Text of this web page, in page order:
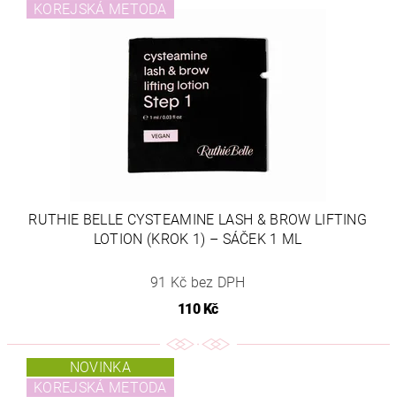
KOREJSKÁ METODA
RUTHIE BELLE CYSTEAMINE LASH & BROW LIFTING
LOTION (KROK 1) – SÁČEK 1 ML
91 Kč bez DPH
110 Kč
NOVINKA
KOREJSKÁ METODA